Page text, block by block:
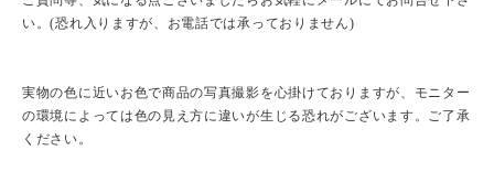
い。(恐れ入りますが、お電話では承っておりません)
実物の色に近いお色で商品の写真撮影を心掛けておりますが、モニター
の環境によっては色の見え方に違いが生じる恐れがございます。ご了承
ください。